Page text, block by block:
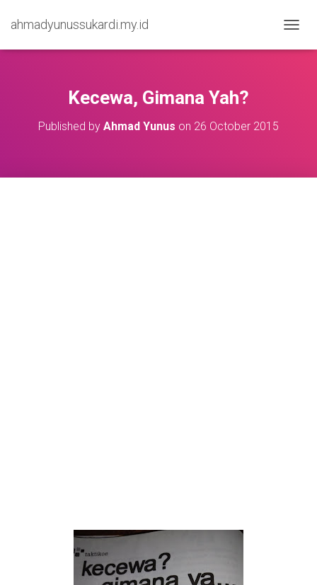
ahmadyunussukardi.my.id
Kecewa, Gimana Yah?
Published by Ahmad Yunus on 26 October 2015